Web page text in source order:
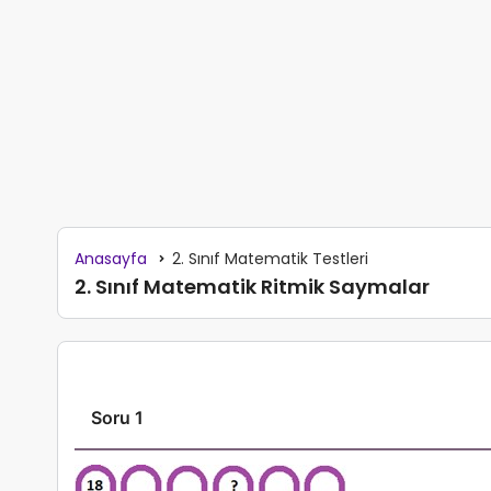
Anasayfa 2. Sınıf Matematik Testleri
2. Sınıf Matematik Ritmik Saymalar
Soru 1